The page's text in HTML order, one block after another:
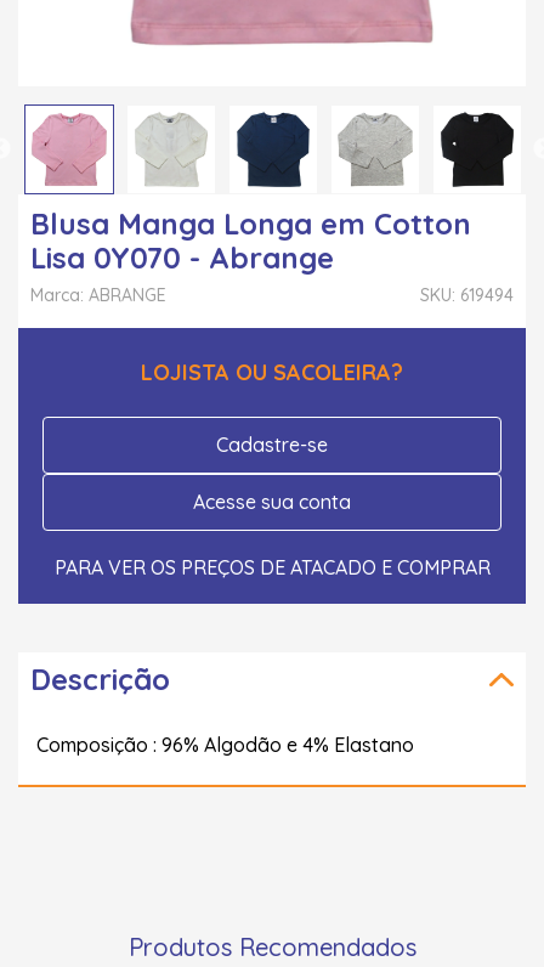
Blusa Manga Longa em Cotton
Lisa 0Y070 - Abrange
SKU: 619494
Marca: ABRANGE
LOJISTA OU SACOLEIRA?
Cadastre-se
Acesse sua conta
PARA VER OS PREÇOS DE ATACADO E COMPRAR
Descrição
Composição : 96% Algodão e 4% Elastano
Produtos Recomendados